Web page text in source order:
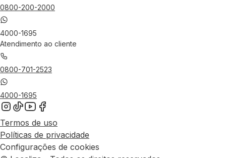
0800-200-2000
4000-1695
Atendimento ao cliente
0800-701-2523
4000-1695
Termos de uso
Políticas de privacidade
Configurações de cookies